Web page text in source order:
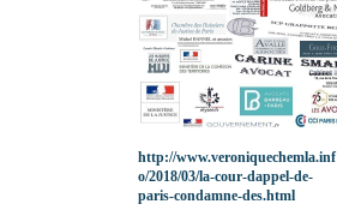
http://www.veroniquechemla.inf
o/2018/03/la-cour-dappel-de-
paris-condamne-des.html